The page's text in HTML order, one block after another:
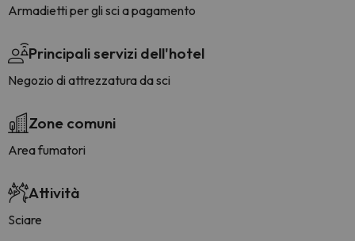
Armadietti per gli sci a pagamento
Principali servizi dell'hotel
Negozio di attrezzatura da sci
Zone comuni
Area fumatori
Attività
Sciare